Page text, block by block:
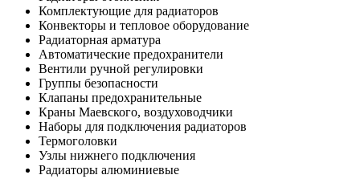
Комплектующие для радиаторов
Конвекторы и тепловое оборудование
Радиаторная арматура
Автоматические предохранители
Вентили ручной регулировки
Группы безопасности
Клапаны предохранительные
Краны Маевского, воздуховодчики
Наборы для подключения радиаторов
Термоголовки
Узлы нижнего подключения
Радиаторы алюминиевые